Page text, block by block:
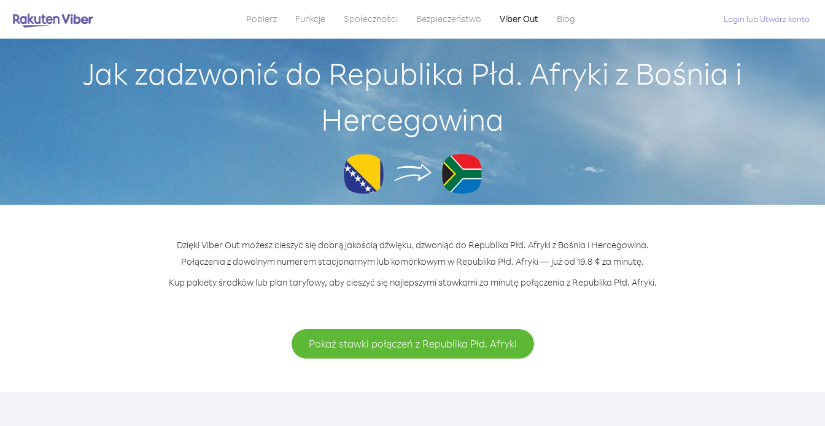
Pobierz Funkcje Społeczności Bezpieczeństwo Viber Out Blog Login lub Utwórz konto
Jak zadzwonić do Republika Płd. Afryki z Bośnia i
Hercegowina
Dzięki Viber Out możesz cieszyć się dobrą jakością dźwięku, dzwoniąc do Republika Płd. Afryki z Bośnia i Hercegowina.
Połączenia z dowolnym numerem stacjonarnym lub komórkowym w Republika Płd. Afryki — już od 19.8 ¢ za minutę.
Kup pakiety środków lub plan taryfowy, aby cieszyć się najlepszymi stawkami za minutę połączenia z Republika Płd. Afryki.
Pokaż stawki połączeń z Republika Płd. Afryki